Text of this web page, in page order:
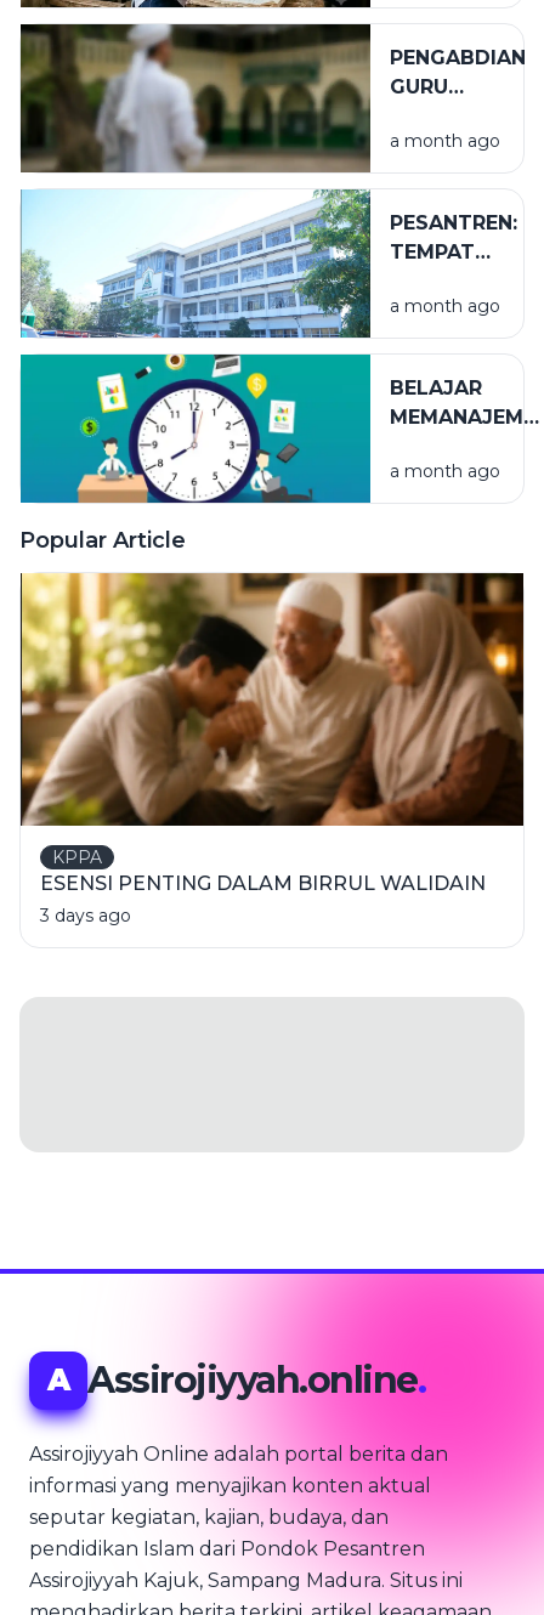
PENGABDIAN
GURU
a month ago
PESANTREN:
TEMPAT
YANG TAK
TERLIHAT
a month ago
BELAJAR
a month ago
Popular Article
KPPA
ESENSI PENTING DALAM BIRRUL WALIDAIN
3 days ago
A Assirojiyyah.online.
Assirojiyyah Online adalah portal berita dan
informasi yang menyajikan konten aktual
seputar kegiatan, kajian, budaya, dan
pendidikan Islam dari Pondok Pesantren
Assirojiyyah Kajuk, Sampang Madura. Situs ini